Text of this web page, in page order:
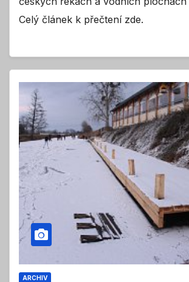
Celý článek k přečtení zde.
ARCHIV